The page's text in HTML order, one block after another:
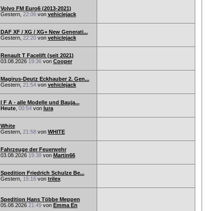
Volvo FM Euro6 (2013-2021)
Gestern, 22:06von vehiclejack
DAF XF / XG / XG+ New Generati...
Gestern, 22:20von vehiclejack
Renault T Facelift (seit 2021)
03.08.2026 19:36von Cooper
Magirus-Deutz Eckhauber 2. Gen...
Gestern, 21:54von vehiclejack
I F A - alle Modelle und Bauja...
Heute, 00:54von lura
White
Gestern, 21:58von WHITE
Fahrzeuge der Feuerwehr
03.08.2026 19:38von Martin66
Spedition Friedrich Schulze Be...
Gestern, 15:16von trilex
Spedition Hans Többe Meppen
05.08.2026 21:49von Emma En